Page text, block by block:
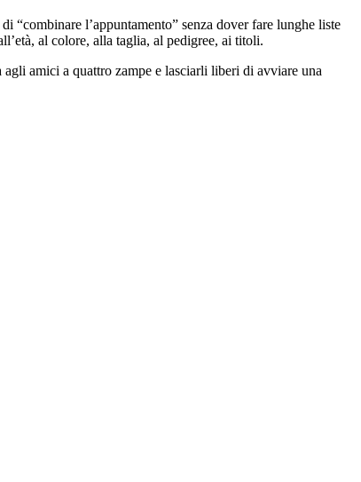
“combinare l’appuntamento” senza dover fare lunghe liste
al colore, alla taglia, al pedigree, ai titoli.
amici a quattro zampe e lasciarli liberi di avviare una